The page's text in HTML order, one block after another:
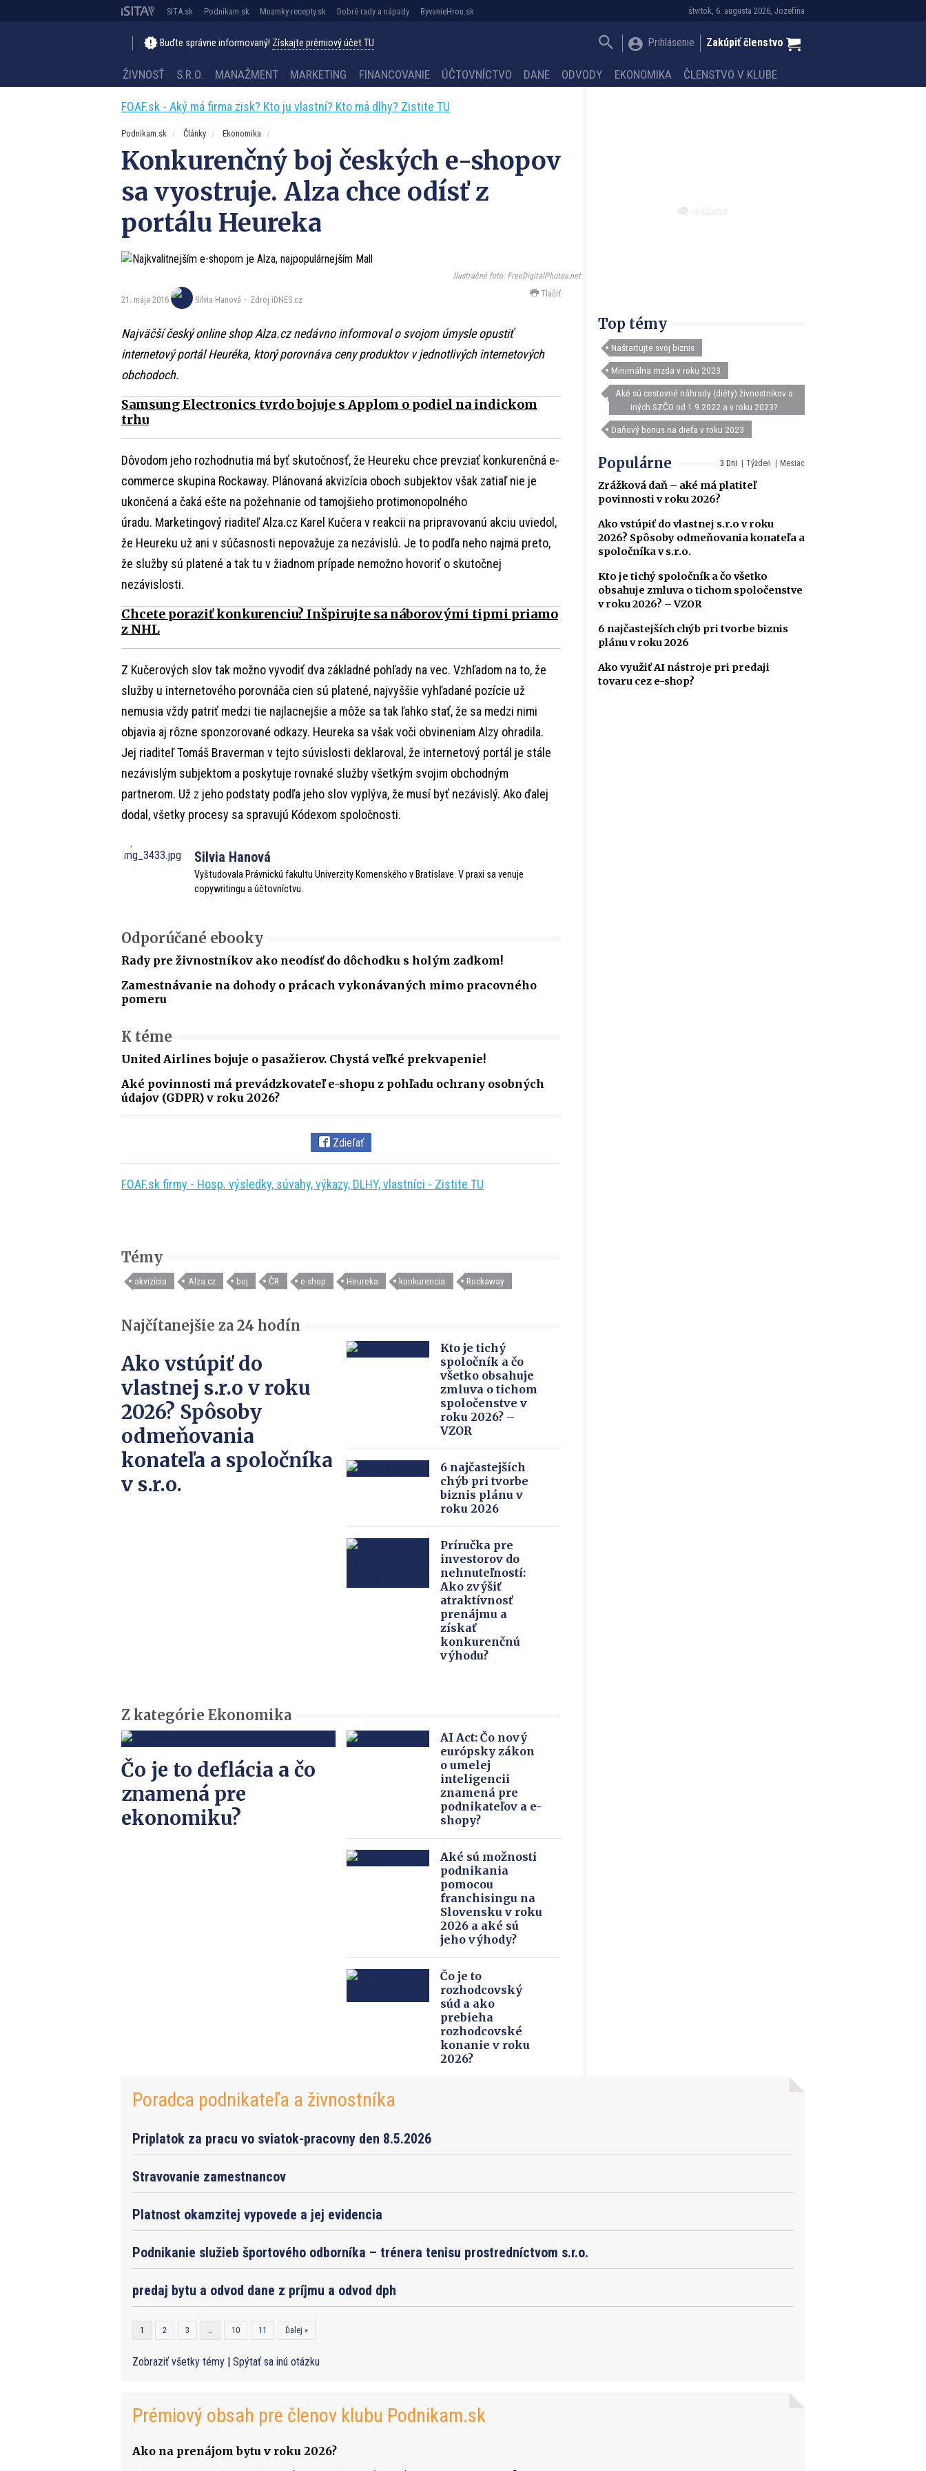
štvrtok, 6. augusta 2026, Jozefína
SITA.sk Podnikam.sk Mnamky-recepty.sk Dobré rady a nápady ByvanieHrou.sk
Buďte správne informovaný! Získajte prémiový účet TU Prihlásenie Zakúpiť členstvo
ŽIVNOSŤ S.R.O. MANAŽMENT MARKETING FINANCOVANIE ÚČTOVNÍCTVO DANE ODVODY EKONOMIKA ČLENSTVO V KLUBE
FOAF.sk - Aký má firma zisk? Kto ju vlastní? Kto má dlhy? Zistite TU
Podnikam.sk Články Ekonomika
Konkurenčný boj českých e-shopov
sa vyostruje. Alza chce odísť z
portálu Heureka
Ilustračné foto: FreeDigitalPhotos.net
21. mája 2016 Silvia Hanová Zdroj iDNES.cz
Tlačiť
Najväčší český online shop Alza.cz nedávno informoval o svojom úmysle opustiť
internetový portál Heuréka, ktorý porovnáva ceny produktov v jednotlivých internetových
obchodoch.
Samsung Electronics tvrdo bojuje s Applom o podiel na indickom
trhu
Dôvodom jeho rozhodnutia má byť skutočnosť, že Heureku chce prevziať konkurenčná e-
commerce skupina Rockaway. Plánovaná akvizícia oboch subjektov však zatiaľ nie je
ukončená a čaká ešte na požehnanie od tamojšieho protimonopolného
úradu. Marketingový riaditeľ Alza.cz Karel Kučera v reakcii na pripravovanú akciu uviedol,
že Heureku už ani v súčasnosti nepovažuje za nezávislú. Je to podľa neho najmä preto,
že služby sú platené a tak tu v žiadnom prípade nemožno hovoriť o skutočnej
nezávislosti.
Chcete poraziť konkurenciu? Inšpirujte sa náborovými tipmi priamo
z NHL
Z Kučerových slov tak možno vyvodiť dva základné pohľady na vec. Vzhľadom na to, že
služby u internetového porovnáča cien sú platené, najvyššie vyhľadané pozície už
nemusia vždy patriť medzi tie najlacnejšie a môže sa tak ľahko stať, že sa medzi nimi
objavia aj rôzne sponzorované odkazy. Heureka sa však voči obvineniam Alzy ohradila.
Jej riaditeľ Tomáš Braverman v tejto súvislosti deklaroval, že internetový portál je stále
nezávislým subjektom a poskytuje rovnaké služby všetkým svojim obchodným
partnerom. Už z jeho podstaty podľa jeho slov vyplýva, že musí byť nezávislý. Ako ďalej
dodal, všetky procesy sa spravujú Kódexom spoločnosti.
Silvia Hanová
Vyštudovala Právnickú fakultu Univerzity Komenského v Bratislave. V praxi sa venuje
copywritingu a účtovníctvu.
Odporúčané ebooky
Rady pre živnostníkov ako neodísť do dôchodku s holým zadkom!
Zamestnávanie na dohody o prácach vykonávaných mimo pracovného
pomeru
K téme
United Airlines bojuje o pasažierov. Chystá veľké prekvapenie!
Aké povinnosti má prevádzkovateľ e-shopu z pohľadu ochrany osobných
údajov (GDPR) v roku 2026?
Zdieľať
FOAF.sk firmy - Hosp. výsledky, súvahy, výkazy, DLHY, vlastníci - Zistite TU
Top témy
Naštartujte svoj biznis
Minimálna mzda v roku 2023
Aké sú cestovné náhrady (diéty) živnostníkov a
iných SZČO od 1.9.2022 a v roku 2023?
Daňový bonus na dieťa v roku 2023
3 Dni Týždeň Mesiac
Populárne
Zrážková daň – aké má platiteľ
povinnosti v roku 2026?
Ako vstúpiť do vlastnej s.r.o v roku
2026? Spôsoby odmeňovania konateľa a
spoločníka v s.r.o.
Kto je tichý spoločník a čo všetko
obsahuje zmluva o tichom spoločenstve
v roku 2026? – VZOR
6 najčastejších chýb pri tvorbe biznis
plánu v roku 2026
Ako využiť AI nástroje pri predaji
tovaru cez e-shop?
Témy
akvizícia Alza.cz boj ČR e-shop Heureka konkurencia Rockaway
Najčítanejšie za 24 hodín
Ako vstúpiť do
vlastnej s.r.o v roku
2026? Spôsoby
odmeňovania
konateľa a spoločníka
v s.r.o.
Kto je tichý
spoločník a čo
všetko obsahuje
zmluva o tichom
spoločenstve v
roku 2026? –
VZOR
6 najčastejších
chýb pri tvorbe
biznis plánu v
roku 2026
Príručka pre
investorov do
nehnuteľností:
Ako zvýšiť
atraktívnosť
prenájmu a
získať
konkurenčnú
výhodu?
Z kategórie Ekonomika
Čo je to deflácia a čo
znamená pre
ekonomiku?
AI Act: Čo nový
európsky zákon
o umelej
inteligencii
znamená pre
podnikateľov a e-
shopy?
Aké sú možnosti
podnikania
pomocou
franchisingu na
Slovensku v roku
2026 a aké sú
jeho výhody?
Čo je to
rozhodcovský
súd a ako
prebieha
rozhodcovské
konanie v roku
2026?
Poradca podnikateľa a živnostníka
Priplatok za pracu vo sviatok-pracovny den 8.5.2026
Stravovanie zamestnancov
Platnost okamzitej vypovede a jej evidencia
Podnikanie služieb športového odborníka – trénera tenisu prostredníctvom s.r.o.
predaj bytu a odvod dane z príjmu a odvod dph
1 2 3 … 10 11 Ďalej »
Zobraziť všetky témy Spýtať sa inú otázku
Prémiový obsah pre členov klubu Podnikam.sk
Ako na prenájom bytu v roku 2026?